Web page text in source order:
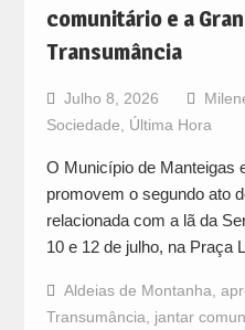
comunitário e a
Transumância
Julho 8, 2026
Sociedade
Última Hora
O Município de Manteigas
promovem o segundo ato
relacionada com a lã da
10 e 12 de julho, na
Aldeias de Montanha
Transumância
jantar